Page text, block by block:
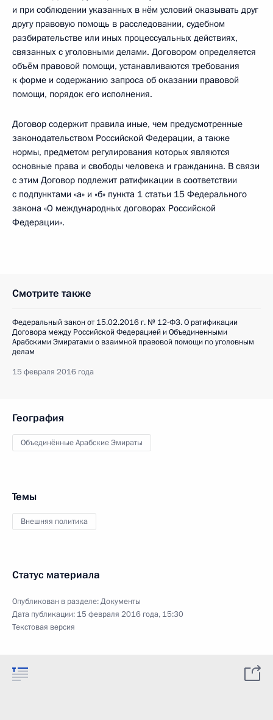
и при соблюдении указанных в нём условий оказывать друг
другу правовую помощь в расследовании, судебном
разбирательстве или иных процессуальных действиях,
связанных с уголовными делами. Договором определяется
объём правовой помощи, устанавливаются требования
к форме и содержанию запроса об оказании правовой
помощи, порядок его исполнения.
Договор содержит правила иные, чем предусмотренные
законодательством Российской Федерации, а также
нормы, предметом регулирования которых являются
основные права и свободы человека и гражданина. В связи
с этим Договор подлежит ратификации в соответствии
с подпунктами «а» и «б» пункта 1 статьи 15 Федерального
закона «О международных договорах Российской
Федерации».
Смотрите также
Федеральный закон от 15.02.2016 г. № 12-ФЗ. О ратификации
Договора между Российской Федерацией и Объединенными
Арабскими Эмиратами о взаимной правовой помощи по уголовным
делам
15 февраля 2016 года
География
Объединённые Арабские Эмираты
Темы
Внешняя политика
Статус материала
Опубликован в разделе:Документы
Дата публикации: 15 февраля 2016 года, 15:30
Текстовая версия